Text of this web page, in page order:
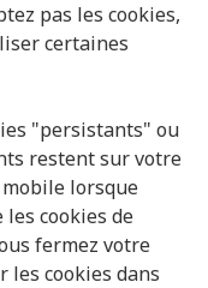
pas les cookies,
certaines
"persistants" ou
restent sur votre
lorsque
les cookies de
fermez votre
les cookies dans